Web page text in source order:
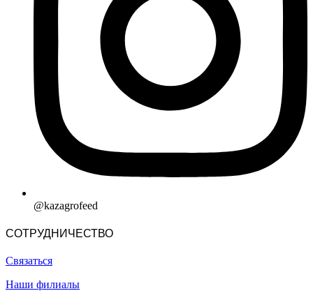
@kazagrofeed
СОТРУДНИЧЕСТВО
Связаться
Наши филиалы